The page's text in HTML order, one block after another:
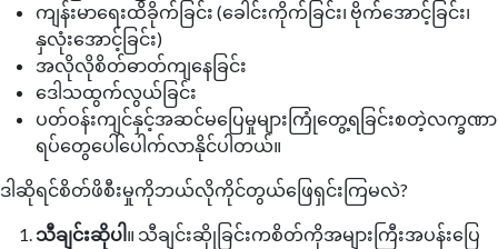
ကျန်းမာရေးထိခိုက်ခြင်း (ခေါင်းကိုက်ခြင်း၊ ဗိုက်အောင့်ခြင်း၊
နှလုံးအောင့်ခြင်း)
အလိုလိုစိတ်ဓာတ်ကျနေခြင်း
ဒေါသထွက်လွယ်ခြင်း
ပတ်ဝန်းကျင်နှင့်အဆင်မပြေမှုများကြုံတွေ့ရခြင်းစတဲ့လက္ခဏာ
ရပ်တွေပေါ်ပေါက်လာနိုင်ပါတယ်။
ဒါဆိုရင်စိတ်ဖိစီးမှုကိုဘယ်လိုကိုင်တွယ်ဖြေရှင်းကြမလဲ?
သီချင်းဆိုပါ ။ သီချင်းဆိုုခြင်းကစိတ်ကိုအများကြီးအပန်းပြေ